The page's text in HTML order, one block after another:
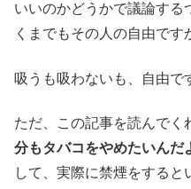
いいのかどうかで議論する
くまでもその人の自由です
吸うも吸わないも、自由で
ただ、この記事を読んでく
分もタバコをやめたいんだ
して、実際に禁煙をする